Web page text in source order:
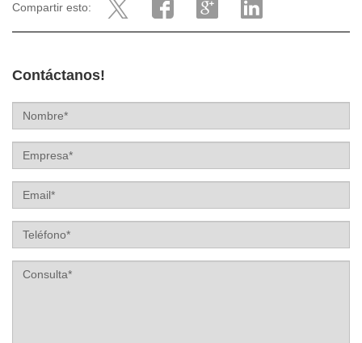
Compartir esto:
Contáctanos!
Label
Label
Label